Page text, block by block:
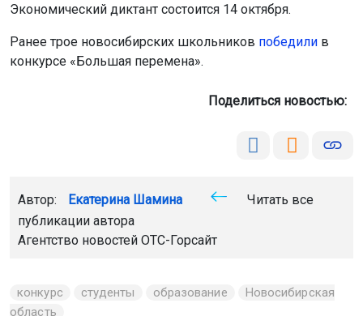
Экономический диктант состоится 14 октября.
Ранее трое новосибирских школьников победили в
конкурсе «Большая перемена».
Поделиться новостью:
Автор: Екатерина Шамина
Читать все
публикации автора
Агентство новостей ОТС-Горсайт
конкурс студенты образование
Новосибирская
область